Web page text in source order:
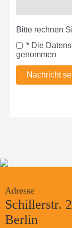
Bitte rechnen
* Die
genommen
Nachricht
Adresse
Schillerstr.
Berlin